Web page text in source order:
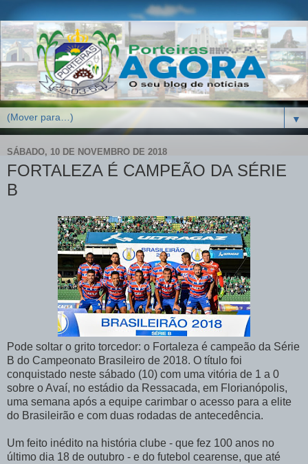
▼
SÁBADO, 10 DE NOVEMBRO DE 2018
FORTALEZA É CAMPEÃO DA SÉRIE
B
Pode soltar o grito torcedor: o Fortaleza é campeão da Série
B do Campeonato Brasileiro de 2018. O título foi
conquistado neste sábado (10) com uma vitória de 1 a 0
sobre o Avaí, no estádio da Ressacada, em Florianópolis,
uma semana após a equipe carimbar o acesso para a elite
do Brasileirão e com duas rodadas de antecedência.
Um feito inédito na história clube - que fez 100 anos no
último dia 18 de outubro - e do futebol cearense, que até